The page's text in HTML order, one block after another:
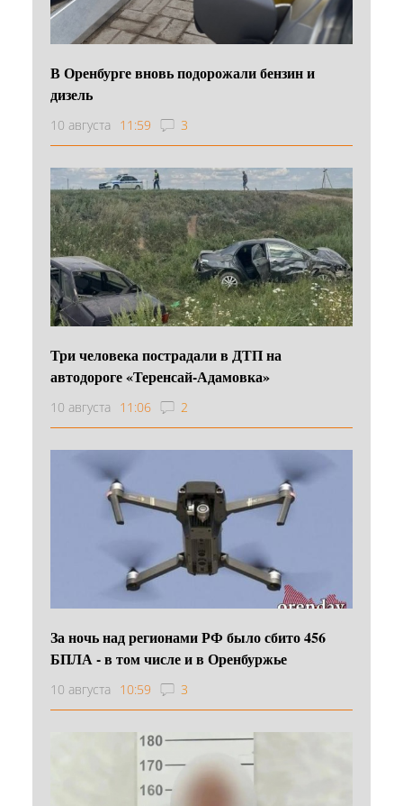
В Оренбурге вновь подорожали бензин и
дизель
10 августа 11:59 3
Три человека пострадали в ДТП на
автодороге «Теренсай-Адамовка»
10 августа 11:06 2
За ночь над регионами РФ было сбито 456
БПЛА - в том числе и в Оренбуржье
10 августа 10:59 3